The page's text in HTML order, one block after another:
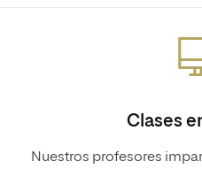
Clases
Nuestros profesores